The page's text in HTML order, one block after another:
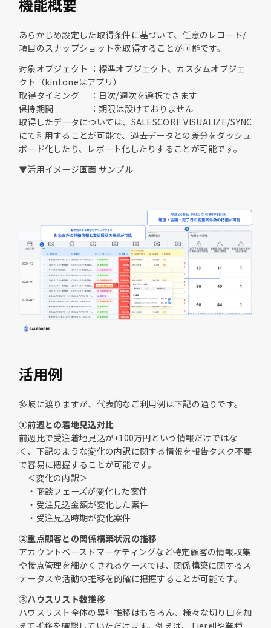
機能概要
あらかじめ設定した取得条件に基づいて、任意のレコード/
項目のスナップショットを取得することが可能です。
対象オブジェクト ：標準オブジェクト、カスタムオブジェ
クト（kintoneはアプリ）
取得タイミング ：日次/週次を選択できます
保持期間 ：期限は設けておりません
取得したデータについては、SALESCORE VISUALIZE/SYNC
にて利用することが可能で、過去データとの差分をダッシュ
ボード化したり、レポート化したりすることが可能です。
▼活用イメージ画面 サンプル
活用例
多岐に渡りますが、代表的なご利用例は下記の通りです。
①前週との着地見込対比
前週比で受注着地見込が+100万円という情報だけではな
く、下記のような変化の内訳に関する情報を報告タスク不要
で容易に把握することが可能です。
＜変化の内訳＞
・商談フェーズが変化した案件
・受注見込金額が変化した案件
・受注見込時期が変化案件
②重点顧客との関係構築状況の推移
アカウントベースドマーケティングなど特定顧客の情報収集
や接点管理を細かくされるケースでは、関係構築に関するス
テータスや活動の推移を的確に把握することが可能です。
③ハウスリスト数推移
ハウスリスト全体の累計推移はもちろん、様々な切り口を加